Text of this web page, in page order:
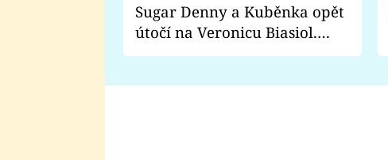
Sugar Denny a Kuběnka opět
útočí na Veronicu Biasiol.
Proč je podle nich falešná a